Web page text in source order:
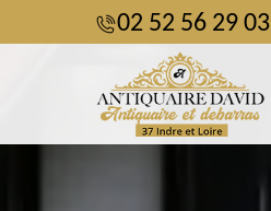
02 52 56 29 03